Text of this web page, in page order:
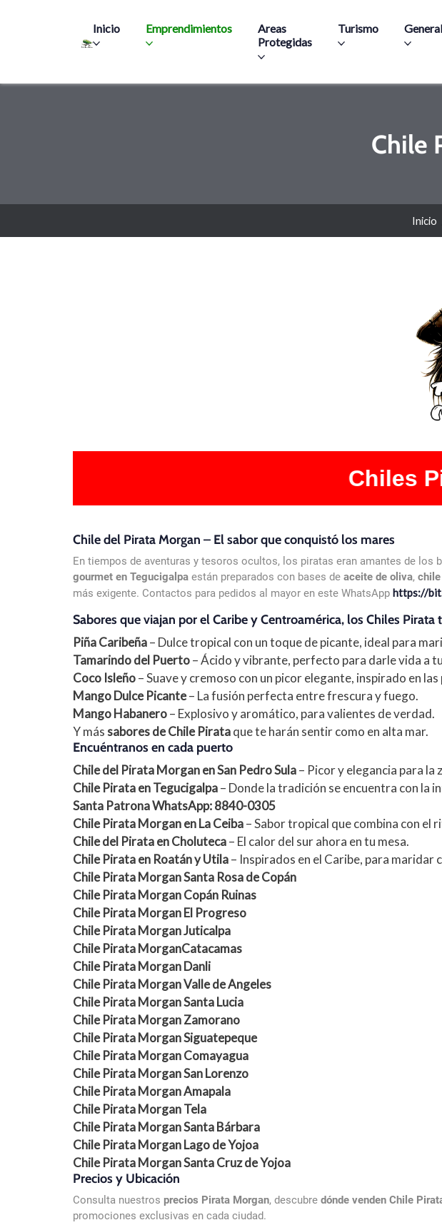
Inicio Emprendimientos
Areas
Protegidas
Turismo
Chile
Inicio
Chiles Pirata
Chile del Pirata Morgan – El sabor que conquistó los mares
En tiempos de aventuras y tesoros ocultos, los piratas eran amantes de los
gourmet en Tegucigalpa están preparados con bases de aceite de oliva,
más exigente. Contactos para pedidos al mayor en este WhatsApp https://
Sabores que viajan por el Caribe y Centroamérica, los Chiles
Piña Caribeña– Dulce tropical con un toque de picante, ideal para
Tamarindo del Puerto– Ácido y vibrante, perfecto para darle vida a
Coco Isleño– Suave y cremoso con un picor elegante, inspirado en
Mango Dulce Picante– La fusión perfecta entre frescura y fuego.
Mango Habanero– Explosivo y aromático, para valientes de verdad.
Y mássabores de Chile Pirataque te harán sentir como en alta mar.
Encuéntranos en cada puerto
Chile del Pirata Morgan en San Pedro Sula– Picor y elegancia para la
Chile Pirata en Tegucigalpa– Donde la tradición se encuentra con la
Santa Patrona WhatsApp: 8840-0305
Chile Pirata Morgan en La Ceiba– Sabor tropical que combina con el
Chile del Pirata en Choluteca– El calor del sur ahora en tu mesa.
Chile Pirata en Roatán y Utila– Inspirados en el Caribe, para maridar
Chile Pirata Morgan Santa Rosa de Copán
Chile Pirata Morgan Copán Ruinas
Chile Pirata Morgan El Progreso
Chile Pirata Morgan Juticalpa
Chile Pirata MorganCatacamas
Chile Pirata Morgan Danli
Chile Pirata Morgan Valle de Angeles
Chile Pirata Morgan Santa Lucia
Chile Pirata Morgan Zamorano
Chile Pirata Morgan Siguatepeque
Chile Pirata Morgan Comayagua
Chile Pirata Morgan San Lorenzo
Chile Pirata Morgan Amapala
Chile Pirata Morgan Tela
Chile Pirata Morgan Santa Bárbara
Chile Pirata Morgan Lago de Yojoa
Chile Pirata Morgan Santa Cruz de Yojoa
Precios y Ubicación
Consulta nuestros precios Pirata Morgan, descubre dónde venden Chile
promociones exclusivas en cada ciudad.